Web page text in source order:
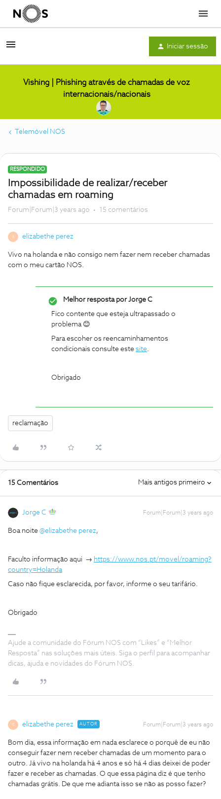
Menu
Iniciar sessão
Vishing | Phishing através de chamadas de voz
internacionais/nacionais
Telemóvel NOS
RESPONDIDO
Impossibilidade de realizar/receber
chamadas em roaming
Forum|Forum|3 years ago 15 comentários
E elizabethe perez
Vivo na holanda e não consigo nem fazer nem receber chamadas
com o meu cartão NOS.
Melhor resposta porJorge C
Fico contente que esteja ultrapassado o
problema 😊
Para escoher os reencaminhamentos
condicionais consulte este site.
Obrigado
reclamação
15 Comentários Mais antigos primeiro
Jorge C Forum|Forum|3 years ago
Boa noite @elizabethe perez,
Faculto informação aqui → https://www.nos.pt/movel/roaming?
country=Holanda
Caso não fique esclarecida, por favor, informe o seu tarifário.
Obrigado
Ajude a comunidade do Fórum NOS com “Likes” e “Melhor
Resposta” nas soluções mais úteis. Siga o perfil para acompanhar
dicas, ajuda e novidades do Fórum NOS.
E elizabethe perez AUTOR Forum|Forum|3 years ago
Bom dia, essa informação em nada esclarece o porquê de eu não
conseguir fazer nem receber chamadas de um momento para o
outro. Já vivo na holanda há 4 anos e só há 4 dias deixei de poder
fazer e receber as chamadas. O que essa página diz é que tenho
chamadas grátis. De que me adianta isso se não as posso fazer?